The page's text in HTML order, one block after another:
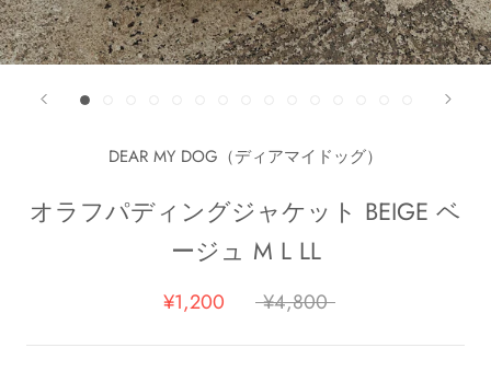
DEAR MY DOG（ディアマイドッグ）
オラフパディングジャケット BEIGE ベ
ージュ M L LL
¥1,200 ¥4,800